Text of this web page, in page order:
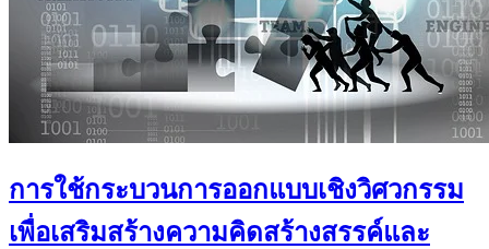
การใช้กระบวนการออกแบบเชิงวิศวกรรม
เพื่อเสริมสร้างความคิดสร้างสรรค์และ